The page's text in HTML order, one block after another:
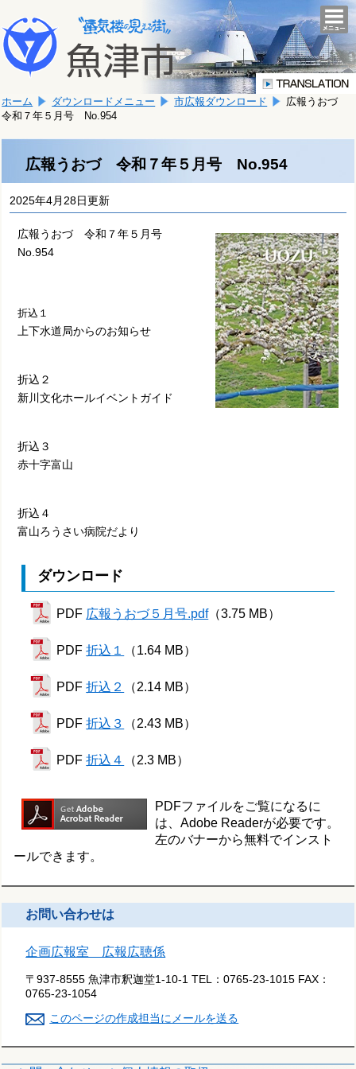
文
へ
移
ま
す。
こ
か
文
で
す。
ホーム ダウンロードメニュー 市広報ダウンロード
広報うおづ
令和７年５月号 No.954
広報うおづ 令和７年５月号 No.954
2025年4月28日更新
広報うおづ 令和７年５月号
No.954
折込１
上下水道局からのお知らせ
折込２
新川文化ホールイベントガイド
折込３
赤十字富山
折込４
富山ろうさい病院だより
ダウンロード
PDF 広報うおづ５月号.pdf（3.75 MB）
PDF折込１ （1.64 MB）
PDF折込２ （2.14 MB）
PDF折込３ （2.43 MB）
PDF折込４ （2.3 MB）
PDFファイルをご覧になるに
は、Adobe Readerが必要です。
左のバナーから無料でインスト
ールできます。
お問い合わせは
企画広報室 広報広聴係
〒937-8555 魚津市釈迦堂1-10-1 TEL：0765-23-1015 FAX：
0765-23-1054
このページの作成担当にメールを送る